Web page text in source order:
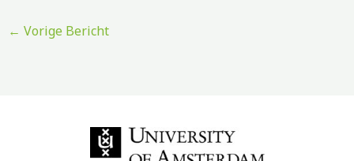
← Vorige Bericht